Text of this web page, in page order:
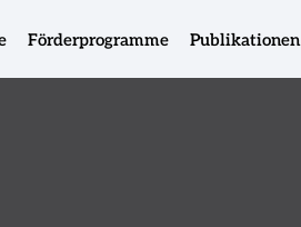
Förderprogramme Publikationen